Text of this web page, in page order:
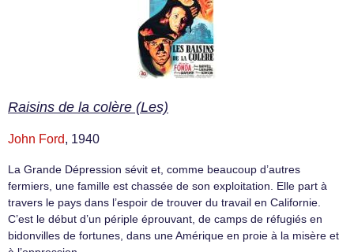
Raisins de la colère (Les)
John Ford, 1940
La Grande Dépression sévit et, comme beaucoup d’autres
fermiers, une famille est chassée de son exploitation. Elle part à
travers le pays dans l’espoir de trouver du travail en Californie.
C’est le début d’un périple éprouvant, de camps de réfugiés en
bidonvilles de fortunes, dans une Amérique en proie à la misère et